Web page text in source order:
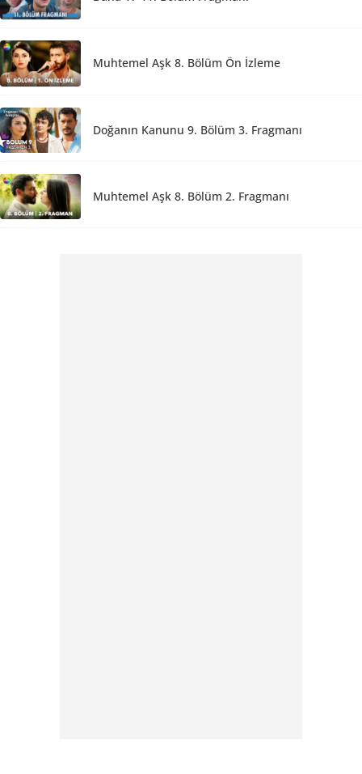
Muhtemel Aşk 8. Bölüm Ön İzleme
Doğanın Kanunu 9. Bölüm 3. Fragmanı
Muhtemel Aşk 8. Bölüm 2. Fragmanı